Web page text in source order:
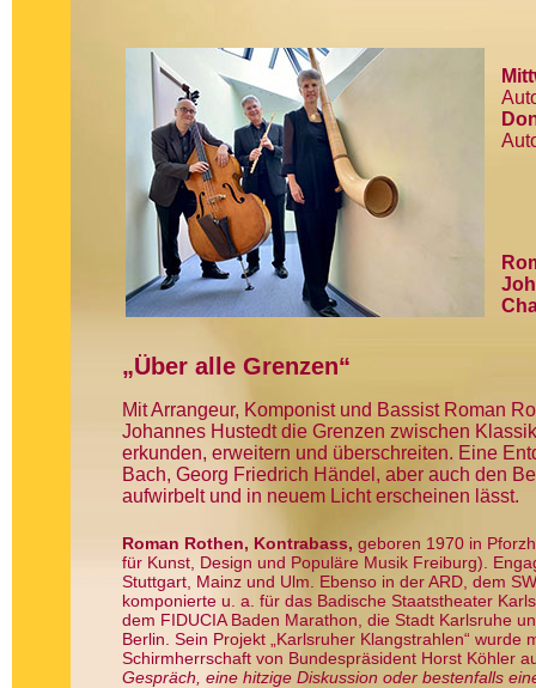
„Über alle Grenzen“
Mit Arrangeur, Komponist und Bassist Roman
Johannes Hustedt die Grenzen zwischen
erkunden, erweitern und überschreiten. Eine
Bach, Georg Friedrich Händel, aber auch den
aufwirbelt und in neuem Licht erscheinen lässt.
Roman Rothen, Kontrabass, geboren 1970 in
für Kunst, Design und Populäre Musik Freiburg).
Stuttgart, Mainz und Ulm. Ebenso in der ARD, dem
komponierte u. a. für das Badische Staatstheater
dem FIDUCIA Baden Marathon, die Stadt Karlsruhe
Berlin. Sein Projekt „Karlsruher Klangstrahlen“
Schirmherrschaft von Bundespräsident Horst Köhler
Gespräch, eine hitzige Diskussion oder bestenfalls